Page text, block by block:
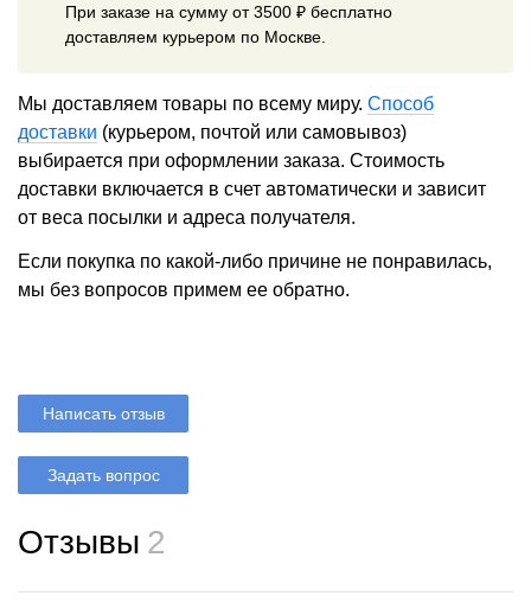
При заказе на сумму от 3500 ₽ бесплатно
доставляем курьером по Москве.
Мы доставляем товары по всему миру. Способ
доставки (курьером, почтой или самовывоз)
выбирается при оформлении заказа. Стоимость
доставки включается в счет автоматически и зависит
от веса посылки и адреса получателя.
Если покупка по какой-либо причине не понравилась,
мы без вопросов примем ее обратно.
Написать отзыв
Задать вопрос
Отзывы 2